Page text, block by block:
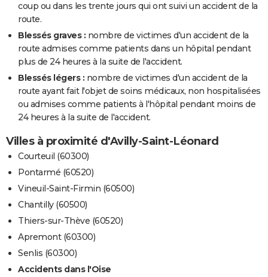
coup ou dans les trente jours qui ont suivi un accident de la
route.
Blessés graves : nombre de victimes d'un accident de la
route admises comme patients dans un hôpital pendant
plus de 24 heures à la suite de l'accident.
Blessés légers : nombre de victimes d'un accident de la
route ayant fait l'objet de soins médicaux, non hospitalisées
ou admises comme patients à l'hôpital pendant moins de
24 heures à la suite de l'accident.
Villes à proximité d'Avilly-Saint-Léonard
Courteuil (60300)
Pontarmé (60520)
Vineuil-Saint-Firmin (60500)
Chantilly (60500)
Thiers-sur-Thève (60520)
Apremont (60300)
Senlis (60300)
Accidents dans l'Oise